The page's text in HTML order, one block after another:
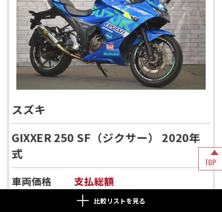
比較リストを見る
スズキ
GIXXER 250 SF（ジクサー） 2020年
式
車両価格
29.99
支払総額
39.12万円
TOP